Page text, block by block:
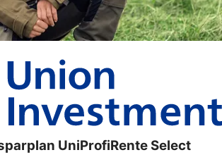
UniProfiRente Select